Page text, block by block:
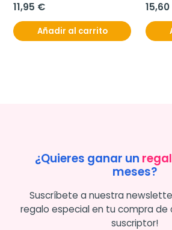
11,95 €
Añadir al carrito
¿Quieres ganar un
meses?
Suscríbete a nuestra
regalo especial en tu compra de
suscriptor!